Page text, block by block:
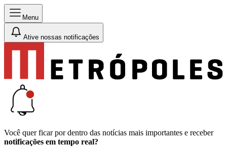
Menu
Ative nossas notificações
Você quer ficar por dentro das notícias mais importantes e receber
notificações em tempo real?